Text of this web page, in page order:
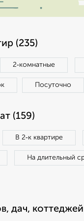
(235)
2‑комнатные
Посуточно
(159)
В 2‑к квартире
На длительный
дач, коттеджей